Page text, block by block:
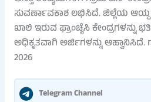
ಸುವರ್ಣಾವಕಾಶ ಲಭಿಸಿದೆ. ಜಿಲ್ಲೆಯ
ಖಾಲಿ ಇರುವ ಫ್ರಾಂಚೈಸಿ ಕೇಂದ್ರಗಳನ್ನು
ಅಧಿಕೃತವಾಗಿ ಅರ್ಜಿಗಳನ್ನು
2026
Telegram Channel